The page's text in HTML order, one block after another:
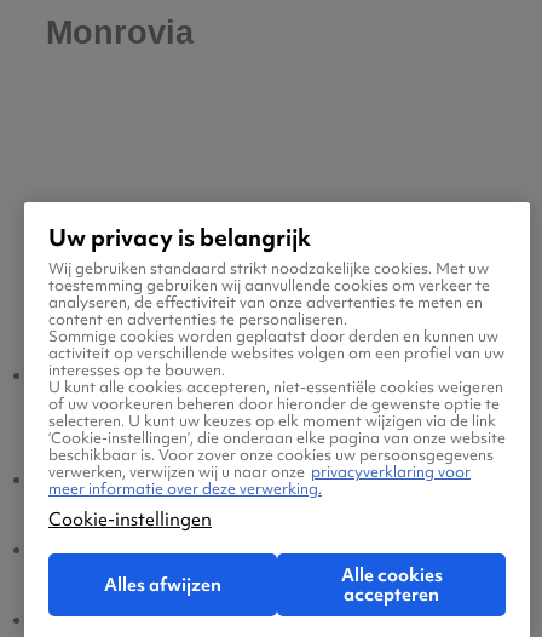
Monrovia
Populaire vluchten
Monrovia -
Amsterdam
Monrovia
Monrovia - Eindhoven Eindhoven - Monrovia
Monrovia - Brussel Brussel - Monrovia
Monrovia - Dusseldorf Dusseldorf - Monrovia
Uw privacy is belangrijk
Wij gebruiken standaard strikt noodzakelijke cookies. Met uw
toestemming gebruiken wij aanvullende cookies om verkeer te
analyseren, de effectiviteit van onze advertenties te meten en
content en advertenties te personaliseren.
Sommige cookies worden geplaatst door derden en kunnen uw
activiteit op verschillende websites volgen om een profiel van uw
interesses op te bouwen.
U kunt alle cookies accepteren, niet-essentiële cookies weigeren
of uw voorkeuren beheren door hieronder de gewenste optie te
selecteren. U kunt uw keuzes op elk moment wijzigen via de link
‘Cookie-instellingen’, die onderaan elke pagina van onze website
beschikbaar is. Voor zover onze cookies uw persoonsgegevens
verwerken, verwijzen wij u naar onze privacyverklaring voor
meer informatie over deze verwerking.
Cookie-instellingen
Alles afwijzen
Alle cookies
accepteren